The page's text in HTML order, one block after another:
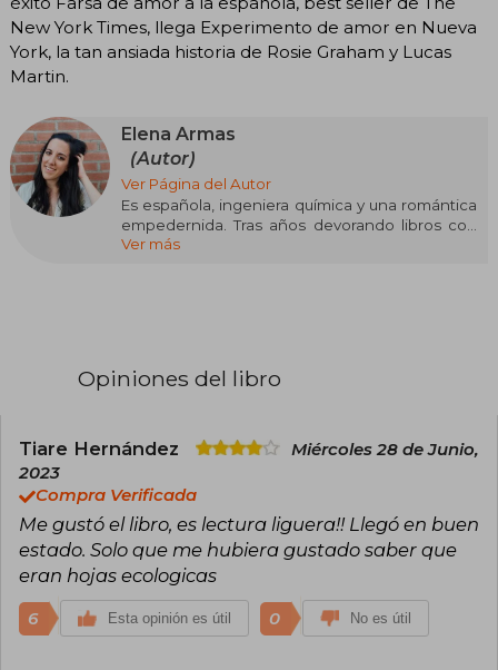
New York Times, llega Experimento de amor en Nueva
York, la tan ansiada historia de Rosie Graham y Lucas
Martin.
Elena Armas
(Autor)
Ver Página del Autor
Es española, ingeniera química y una romántica
empedernida. Tras años devorando libros con
finales felices, ha decidido escribir el suyo. Farsa
llegado a más de veinticinco países.
con la publicación de su primera novela, The
en español). Esta historia, que combina una
encantadora mezcla de comedia romántica y
"enemies to lovers", se convirtió en un
fenómeno viral en redes sociales como TikTok,
alcanzando rápidamente las listas de los libros
más vendidos en diversos países.
Tras su fulgurante debut, Armas reafirmó su
Ver más
Opiniones del libro
Tiare Hernández
Miércoles 28 de Junio,
2023
Compra Verificada
Me gustó el libro, es lectura liguera!! Llegó en buen
estado. Solo que me hubiera gustado saber que
eran hojas ecologicas
6 Esta opinión es útil 0 No es útil